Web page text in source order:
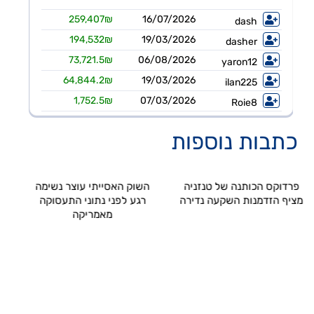
פינרג'י 14:29 05/08/26
תאת טכנולוגיות 14:17 05/08/26
6K -מצגת משקיעים - אוגוסט 2026
אנשי העיר,רוטשטיין
אראסאל
סיום כהונת מנכ"ל מכהן וסמנכ"לית משאבי אנוש ומינוי מנכ"ל חדש
כתבות נוספות
פרדוקס הכותנה של טנזניה
מציף הזדמנות השקעה נדירה
השוק האסייתי עוצר נשימה
רגע לפני נתוני התעסוקה
מאמריקה